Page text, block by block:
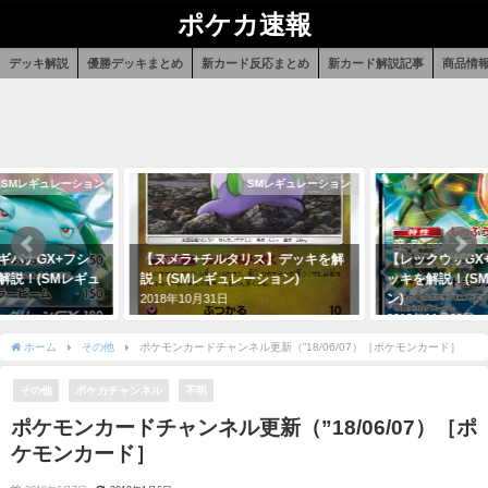
ポケカ速報
デッキ解説 優勝デッキまとめ 新カード反応まとめ 新カード解説記事 商品情
SMレギュレーション
バナGX+フシ
説！(SMレギュ
SMレギュレーション
【ヌメラ+チルタリス】デッキを解
説！(SMレギュレーション)
2018年10月31日
【レックウザ
ッキを解説！
ン)
2018年11月29日
ホーム その他 ポケモンカードチャンネル更新（”18/06/07）［ポケモンカード］
その他 ポケカチャンネル 不明
ポケモンカードチャンネル更新（”18/06/07）［ポ
ケモンカード］